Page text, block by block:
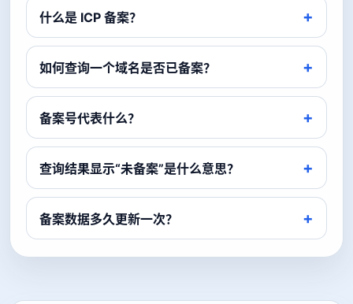
什么是 ICP 备案？
如何查询一个域名是否已备案？
备案号代表什么？
查询结果显示“未备案”是什么意思？
备案数据多久更新一次？